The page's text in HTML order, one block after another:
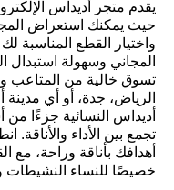
يقدم متجر أديداس
حيث يمكنك استعراض
واختيار القطع المناسبة
المجاني وسهولة
تسوق خالية من المتاعب
الرياض، جدة، أو أي
أديداس النسائية جزءًا
تجمع بين الأداء
أهدافك بأناقة وراحة، مع
خصيصًا للنساء النشيطات